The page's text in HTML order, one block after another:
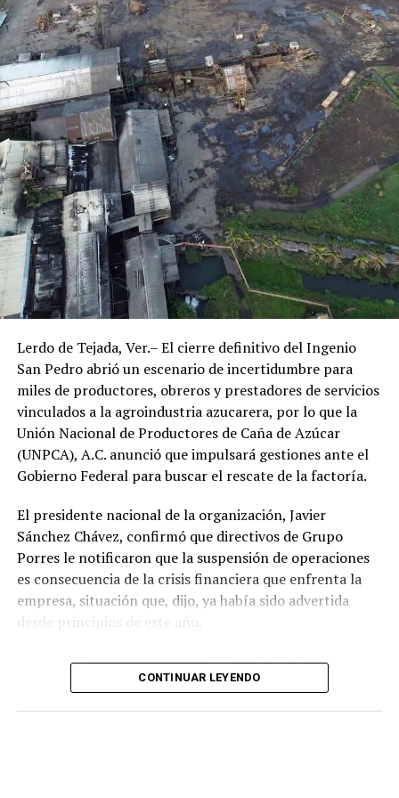
Lerdo de Tejada, Ver.– El cierre definitivo del Ingenio
San Pedro abrió un escenario de incertidumbre para
miles de productores, obreros y prestadores de servicios
vinculados a la agroindustria azucarera, por lo que la
Unión Nacional de Productores de Caña de Azúcar
(UNPCA), A.C. anunció que impulsará gestiones ante el
Gobierno Federal para buscar el rescate de la factoría.
El presidente nacional de la organización, Javier
Sánchez Chávez, confirmó que directivos de Grupo
Porres le notificaron que la suspensión de operaciones
es consecuencia de la crisis financiera que enfrenta la
empresa, situación que, dijo, ya había sido advertida
desde principios de este año.
El dirigente sostuvo que una de las prioridades es
garantizar que los productores reciban el pago íntegro
CONTINUAR LEYENDO